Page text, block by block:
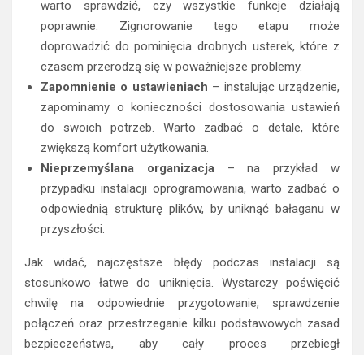
warto sprawdzić, czy wszystkie funkcje działają
poprawnie. Zignorowanie tego etapu może
doprowadzić do pominięcia drobnych usterek, które z
czasem przerodzą się w poważniejsze problemy.
Zapomnienie o ustawieniach – instalując urządzenie,
zapominamy o konieczności dostosowania ustawień
do swoich potrzeb. Warto zadbać o detale, które
zwiększą komfort użytkowania.
Nieprzemyślana organizacja– na przykład w
przypadku instalacji oprogramowania, warto zadbać o
odpowiednią strukturę plików, by uniknąć bałaganu w
przyszłości.
Jak widać, najczęstsze błędy podczas instalacji są
stosunkowo łatwe do uniknięcia. Wystarczy poświęcić
chwilę na odpowiednie przygotowanie, sprawdzenie
połączeń oraz przestrzeganie kilku podstawowych zasad
bezpieczeństwa, aby cały proces przebiegł